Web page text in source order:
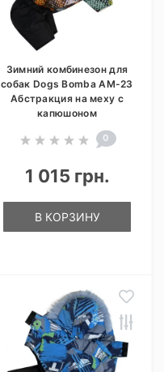
Зимний комбинезон для
собак Dogs Bomba AM-23
Абстракция на меху с
капюшоном
0
1 015 грн.
В КОРЗИНУ